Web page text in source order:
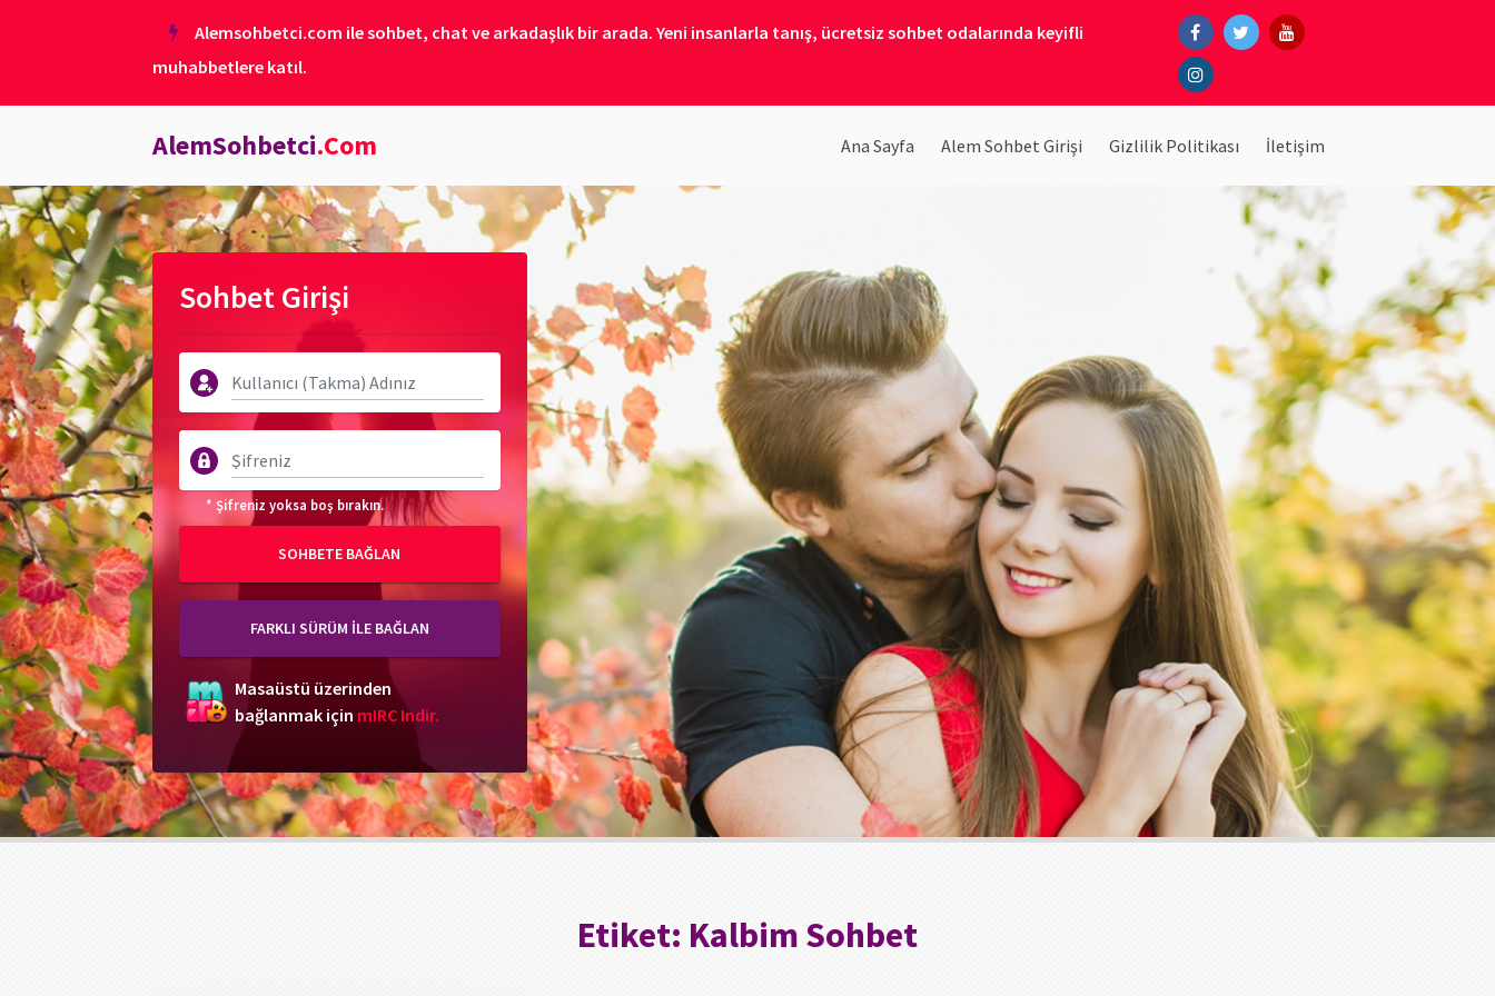
Alemsohbetci.com ile sohbet, chat ve arkadaşlık bir arada. Yeni insanlarla tanış, ücretsiz sohbet odalarında keyifli
muhabbetlere katıl.
AlemSohbetci.Com Ana Sayfa Alem Sohbet Girişi Gizlilik Politikası İletişim
Sohbet Girişi
* Şifreniz yoksa boş bırakın.
SOHBETE BAĞLAN
FARKLI SÜRÜM İLE BAĞLAN
Masaüstü üzerinden
bağlanmak için mIRC Indir.
Etiket: Kalbim Sohbet